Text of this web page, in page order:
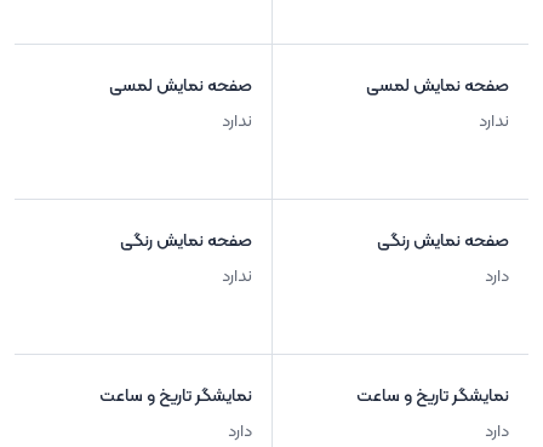
صفحه نمایش لمسی
ندارد
صفحه نمایش رنگی
دارد
نمایشگر تاریخ و ساعت
دارد
صفحه نمایش لمسی
ندارد
صفحه نمایش رنگی
ندارد
نمایشگر تاریخ و ساعت
دارد